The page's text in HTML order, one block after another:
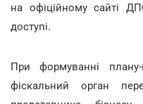
на офіційному сайті
доступі.
При формуванні плану-
фіскальний орган